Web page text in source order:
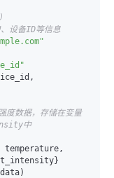
设备ID等信息
度数据，存储在变量
中